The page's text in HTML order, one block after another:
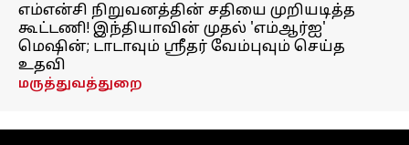
எம்என்சி நிறுவனத்தின் சதியை முறியடித்த
கூட்டணி! இந்தியாவின் முதல் 'எம்ஆர்ஐ'
மெஷின்; டாடாவும் ஸ்ரீதர் வேம்புவும் செய்த
உதவி
மருத்துவத்துறை